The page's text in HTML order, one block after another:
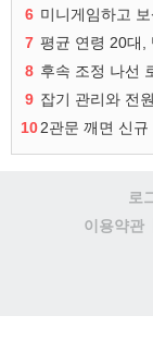
6 미니게임하고
7 평균 연령 20대,
8 후속 조정 나선
9
102관문 깨면 신규
로
이용약관